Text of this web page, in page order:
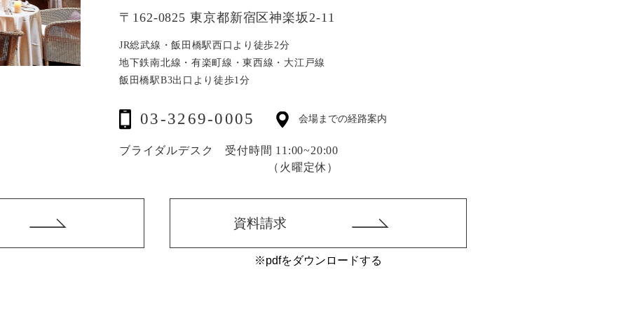
〒162-0825 東京都新宿区神楽坂2-11
JR総武線・飯田橋駅西口より徒歩2分
地下鉄南北線・有楽町線・東西線・大江戸線
飯田橋駅B3出口より徒歩1分
会場までの経路案内
03-3269-0005
ブライダルデスク 受付時間 11:00~20:00
（火曜定休）
資料請求
※pdfをダウンロードする